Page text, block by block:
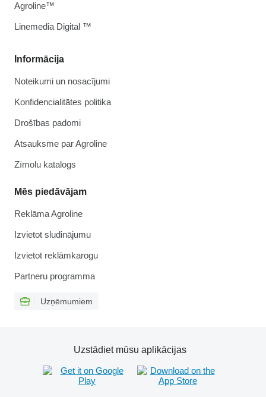
Informācija
Noteikumi un nosacījumi
Konfidencialitātes politika
Drošības padomi
Atsauksme par Agroline
Zīmolu katalogs
Mēs piedāvājam
Reklāma Agroline
Izvietot sludinājumu
Izvietot reklāmkarogu
Partneru programma
Uzņēmumiem
Agroline™
Linemedia Digital ™
Uzstādiet mūsu aplikācijas